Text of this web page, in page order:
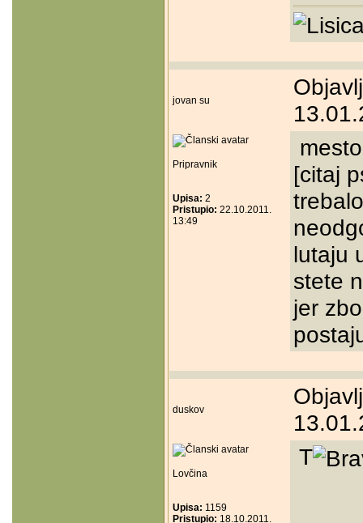
jovan su
Pripravnik
Upisa: 2
Pristupio: 22.10.2011.
13:49
[citaj
lutaju
stete
jer
duskov
Lovčina
Upisa: 1159
Pristupio: 18.10.2011.
T